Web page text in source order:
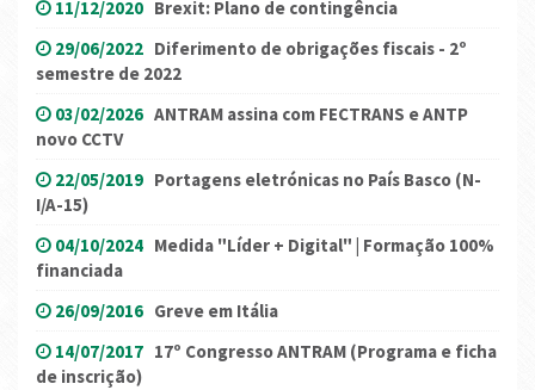
11/12/2020 Brexit: Plano de contingência
29/06/2022 Diferimento de obrigações fiscais - 2º
semestre de 2022
03/02/2026 ANTRAM assina com FECTRANS e ANTP
novo CCTV
22/05/2019 Portagens eletrónicas no País Basco (N-
I/A-15)
04/10/2024 Medida "Líder + Digital" | Formação 100%
financiada
26/09/2016 Greve em Itália
14/07/2017 17º Congresso ANTRAM (Programa e ficha
de inscrição)